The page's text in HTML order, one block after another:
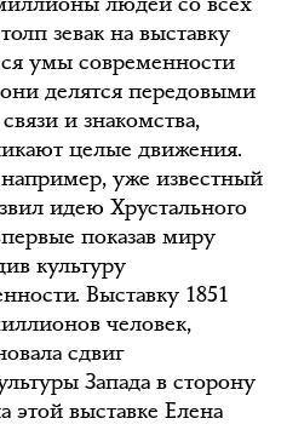
зевак на выставку
умы современности
делятся передовыми
и знакомства,
целые движения.
уже известный
идею Хрустального
показав миру
культуру
Выставку 1851
человек,
сдвиг
Запада в сторону
этой выставке Елена